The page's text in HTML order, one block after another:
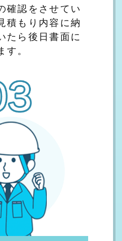
確認をさせてい
積もり内容に納
たら後日書面に
。